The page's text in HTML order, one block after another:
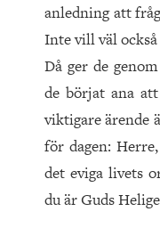
anledning att
Inte vill väl
Då ger de
de börjat ana
viktigare ärende
för dagen:
det eviga livets
du är Guds